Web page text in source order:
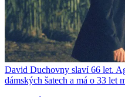
David Duchovny slaví 66 let.
dámských šatech a má o 33 let